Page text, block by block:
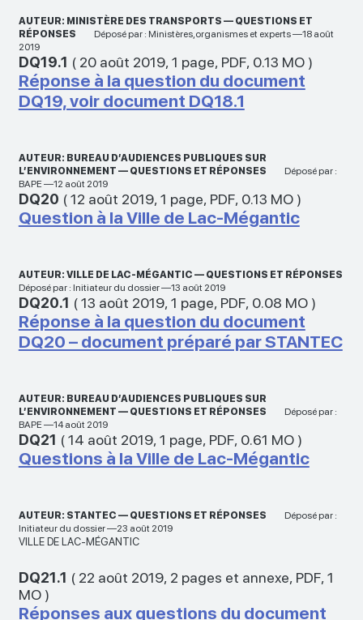
AUTEUR: MINISTÈRE DES TRANSPORTS — QUESTIONS ET
RÉPONSES
Déposé par : Ministères,organismes et experts —18 août
2019
DQ19.1 ( 20 août 2019, 1 page, PDF, 0.13 MO)
Réponse à la question du document
DQ19, voir document DQ18.1
AUTEUR: BUREAU D’AUDIENCES PUBLIQUES SUR
L’ENVIRONNEMENT — QUESTIONS ET RÉPONSES
Déposé par :
BAPE —12 août 2019
DQ20 (12 août 2019, 1 page, PDF, 0.13 MO)
Question à la Ville de Lac-Mégantic
AUTEUR: VILLE DE LAC-MÉGANTIC — QUESTIONS ET RÉPONSES
Déposé par : Initiateur du dossier —13 août 2019
DQ20.1 (13 août 2019, 1 page, PDF, 0.08 MO)
Réponse à la question du document
DQ20 – document préparé par STANTEC
AUTEUR: BUREAU D’AUDIENCES PUBLIQUES SUR
L’ENVIRONNEMENT — QUESTIONS ET RÉPONSES
Déposé par :
BAPE —14 août 2019
DQ21 (14 août 2019, 1 page, PDF, 0.61 MO)
Questions à la Ville de Lac-Mégantic
AUTEUR: STANTEC — QUESTIONS ET RÉPONSES
Déposé par :
Initiateur du dossier —23 août 2019
VILLE DE LAC-MÉGANTIC
DQ21.1 ( 22 août 2019, 2 pages et annexe, PDF, 1
MO)
Réponses aux questions du document